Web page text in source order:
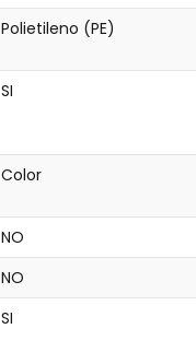
Polietileno (PE)
SI
Color
NO
NO
SI